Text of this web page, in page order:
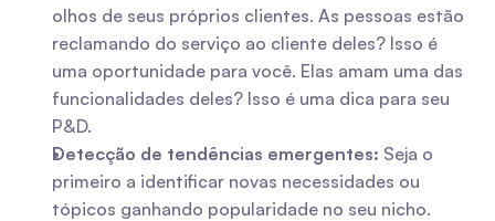
olhos de seus próprios clientes. As pessoas estão
reclamando do serviço ao cliente deles? Isso é
uma oportunidade para você. Elas amam uma das
funcionalidades deles? Isso é uma dica para seu
P&D.
Detecção de tendências emergentes: Seja o
primeiro a identificar novas necessidades ou
tópicos ganhando popularidade no seu nicho.